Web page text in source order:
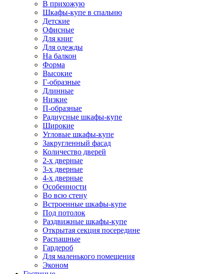
В прихожую
Шкафы-купе в спальню
Детские
Офисные
Для книг
Для одежды
На балкон
Форма
Высокие
Г-образные
Длинные
Низкие
П-образные
Радиусные шкафы-купе
Широкие
Угловые шкафы-купе
Закругленный фасад
Количество дверей
2-х дверные
3-х дверные
4-х дверные
Особенности
Во всю стену
Встроенные шкафы-купе
Под потолок
Раздвижные шкафы-купе
Открытая секция посередине
Распашные
Гардероб
Для маленького помещения
Эконом